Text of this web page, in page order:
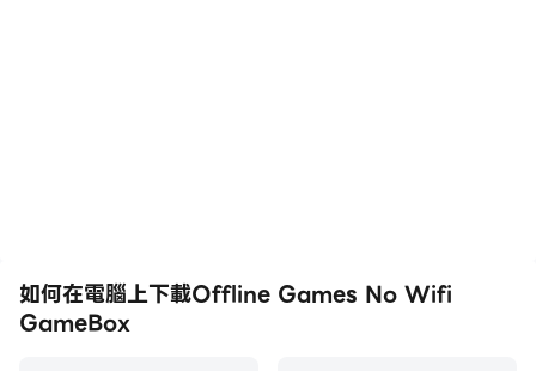
如何在電腦上下載Offline Games No Wifi
GameBox